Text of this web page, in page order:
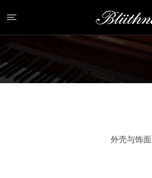
外壳与饰面